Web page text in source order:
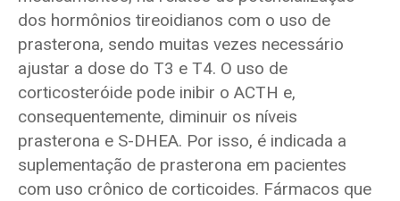
dos hormônios tireoidianos com o uso de
prasterona, sendo muitas vezes necessário
ajustar a dose do T3 e T4. O uso de
corticosteróide pode inibir o ACTH e,
consequentemente, diminuir os níveis
prasterona e S-DHEA. Por isso, é indicada a
suplementação de prasterona em pacientes
com uso crônico de corticoides. Fármacos que